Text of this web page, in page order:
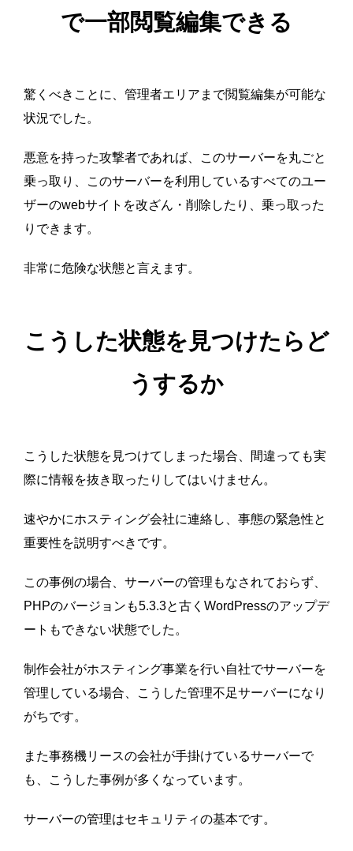
で一部閲覧編集できる
驚くべきことに、管理者エリアまで閲覧編集が可能な
状況でした。
悪意を持った攻撃者であれば、このサーバーを丸ごと
乗っ取り、このサーバーを利用しているすべてのユー
ザーのwebサイトを改ざん・削除したり、乗っ取った
りできます。
非常に危険な状態と言えます。
こうした状態を見つけたらど
うするか
こうした状態を見つけてしまった場合、間違っても実
際に情報を抜き取ったりしてはいけません。
速やかにホスティング会社に連絡し、事態の緊急性と
重要性を説明すべきです。
この事例の場合、サーバーの管理もなされておらず、
PHPのバージョンも5.3.3と古くWordPressのアップデ
ートもできない状態でした。
制作会社がホスティング事業を行い自社でサーバーを
管理している場合、こうした管理不足サーバーになり
がちです。
また事務機リースの会社が手掛けているサーバーで
も、こうした事例が多くなっています。
サーバーの管理はセキュリティの基本です。